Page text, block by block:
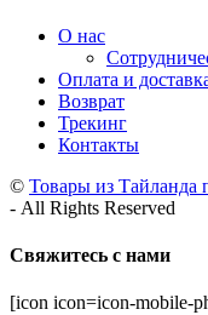
О нас
Оплата и
Возврат
Трекинг
Контакты
© Товары из Тайланда
- All Rights Reserved
Свяжитесь с нами
[icon icon=icon-mobile-